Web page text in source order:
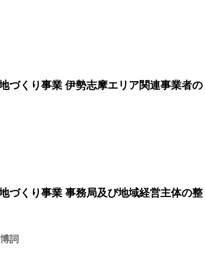
づくり事業 伊勢志摩エリア関連事業者の
づくり事業 事務局及び地域経営主体の整
詞